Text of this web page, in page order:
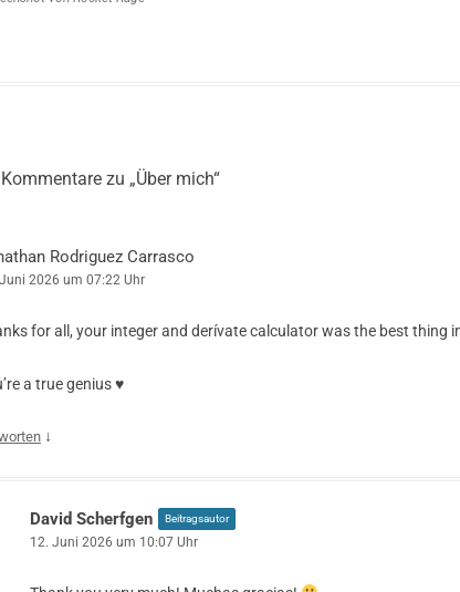
zu „Über mich“
Rodriguez Carrasco
2026 um 07:22 Uhr
for all, your integer and derívate calculator was the best thing
a true genius ♥️
↓
David Scherfgen Beitragsautor
12. Juni 2026 um 10:07 Uhr